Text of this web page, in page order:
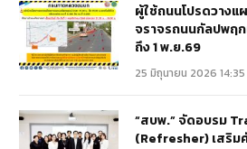
ผู้ใช้ถนนโปรดวางแ
จราจรถนนกัลปพฤก
ถึง 1 พ.ย.69
25 มิถุนายน 2026 14:35
“สบพ.” จัดอบรม
(Refresher) เสริ